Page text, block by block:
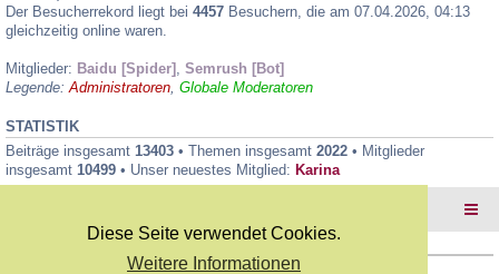
Diese Seite verwendet Cookies.
Weitere Informationen
Der Besucherrekord liegt bei 4457 Besuchern, die am 07.04.2026, 04:13
gleichzeitig online waren.
Mitglieder: Baidu [Spider] , Semrush [Bot]
Legende:Administratoren, Globale Moderatoren
STATISTIK
Beiträge insgesamt 13403 • Themen insgesamt 2022 • Mitglieder
insgesamt 10499 • Unser neuestes Mitglied: Karina